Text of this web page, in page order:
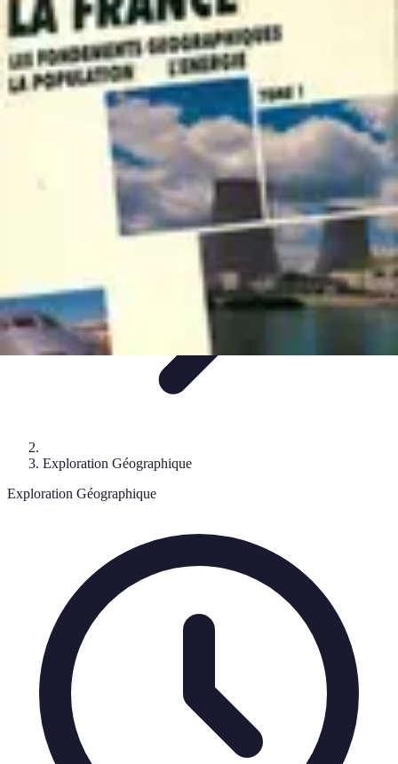
Géographie Explore
ExplorationCartographie et outilsExploration
GéographiqueGéographie PhysiqueÎles et régions
Géographie Explore
Exploration Géographique
Exploration Géographique